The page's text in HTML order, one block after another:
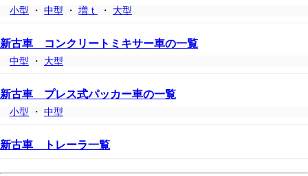
小型 ・ 中型 ・ 増ｔ ・ 大型
新古車 コンクリートミキサー車の一覧
中型 ・ 大型
新古車 プレス式パッカー車の一覧
小型 ・ 中型
新古車 トレーラ一覧